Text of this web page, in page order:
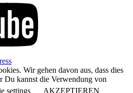
Wir gehen davon aus, dass dies
Du kannst die Verwendung von
settings AKZEPTIEREN